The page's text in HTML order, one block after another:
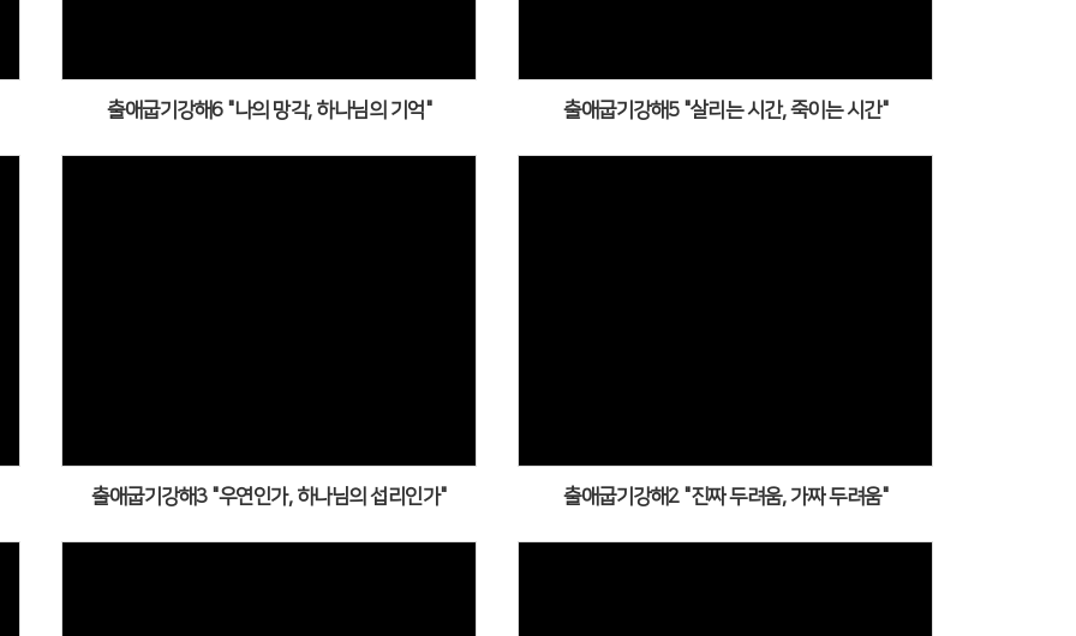
출애굽기강해6 "나의 망각, 하나님의 기억" 출애굽기강해5 "살리는 시간, 죽이는 시간"
출애굽기강해3 "우연인가, 하나님의 섭리인가" 출애굽기강해2 "진짜 두려움, 가짜 두려움"